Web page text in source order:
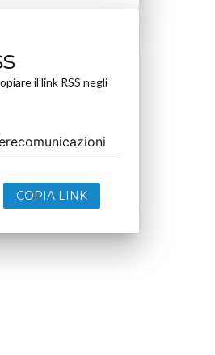
il link RSS negli
COPIA LINK